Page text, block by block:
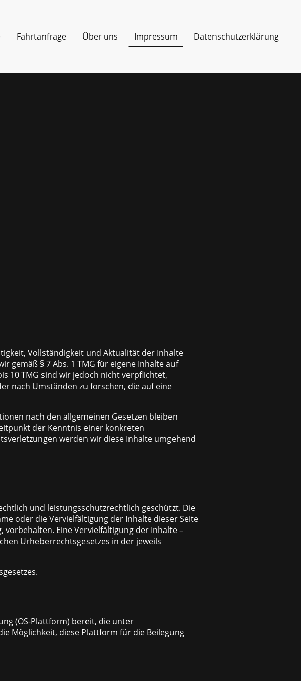
Fahrtanfrage Über uns Impressum Datenschutzerklärung
Vollständigkeit und Aktualität der Inhalte
gemäß § 7 Abs. 1 TMG für eigene Inhalte auf
10 TMG sind wir jedoch nicht verpflichtet,
nach Umständen zu forschen, die auf eine
nach den allgemeinen Gesetzen bleiben
der Kenntnis einer konkreten
werden wir diese Inhalte umgehend
und leistungsschutzrechtlich geschützt. Die
oder die Vervielfältigung der Inhalte dieser Seite
Eine Vervielfältigung der Inhalte –
Urheberrechtsgesetzes in der jeweils
(OS-Plattform) bereit, die unter
Möglichkeit, diese Plattform für die Beilegung